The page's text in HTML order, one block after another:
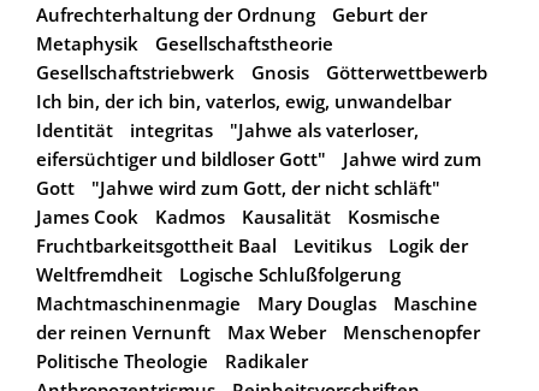
Aufrechterhaltung der Ordnung
Geburt der
Metaphysik
Gesellschaftstheorie
Gesellschaftstriebwerk
Gnosis
Götterwettbewerb
Ich bin, der ich bin, vaterlos, ewig, unwandelbar
Identität
integritas
"Jahwe als vaterloser,
eifersüchtiger und bildloser Gott"
Jahwe wird zum
Gott
"Jahwe wird zum Gott, der nicht schläft"
James Cook
Kadmos Kausalität
Kosmische
Fruchtbarkeitsgottheit Baal
Levitikus
Logik der
Weltfremdheit
Logische Schlußfolgerung
Machtmaschinenmagie
Mary Douglas
Maschine
der reinen Vernunft
Max Weber
Menschenopfer
Politische Theologie
Radikaler